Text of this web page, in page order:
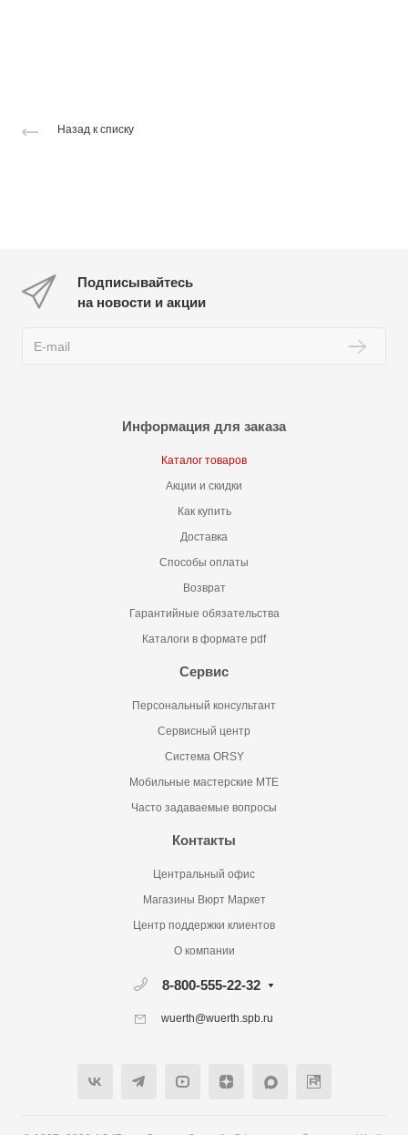
Назад к списку
Подписывайтесь
на новости и акции
Информация для заказа
Каталог товаров
Акции и скидки
Как купить
Доставка
Способы оплаты
Возврат
Гарантийные обязательства
Каталоги в формате pdf
Сервис
Персональный консультант
Сервисный центр
Система ORSY
Мобильные мастерские MTE
Часто задаваемые вопросы
Контакты
Центральный офис
Магазины Вюрт Маркет
Центр поддержки клиентов
О компании
8-800-555-22-32
wuerth@wuerth.spb.ru